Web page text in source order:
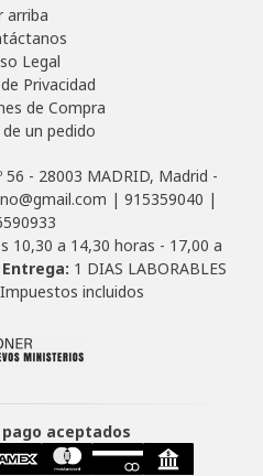
arriba
Legal
Privacidad
de Compra
un pedido
56 - 28003 MADRID, Madrid -
| 915359040 |
10,30 a 14,30 horas - 17,00 a
1 DIAS LABORABLES
incluidos
aceptados